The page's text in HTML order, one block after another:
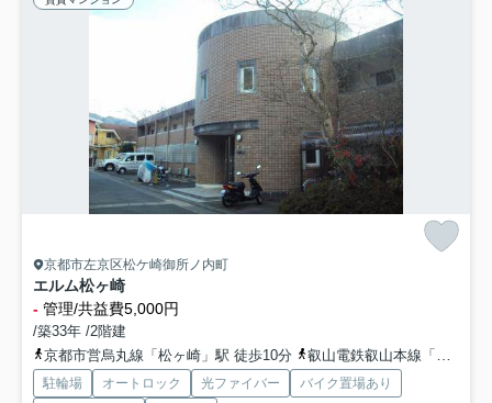
京都市左京区松ケ崎御所ノ内町
エルム松ヶ崎
- 管理/共益費5,000円
/築33年 /2階建
京都市営烏丸線「松ヶ崎」駅 徒歩10分
叡山電鉄叡山本線「修学院」駅 徒歩10分
駐輪場 オートロック 光ファイバー
バイク置場あり